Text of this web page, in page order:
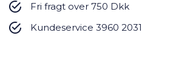
Fri fragt over 750 Dkk
Kundeservice 3960 2031